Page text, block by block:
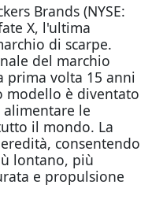
Brands (NYSE:
X, l'ultima
di scarpe.
del marchio
prima volta 15 anni
modello è diventato
alimentare le
il mondo. La
consentendo
lontano, più
e propulsione